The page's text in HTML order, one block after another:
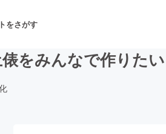
をさがす
をみんなで作りたい